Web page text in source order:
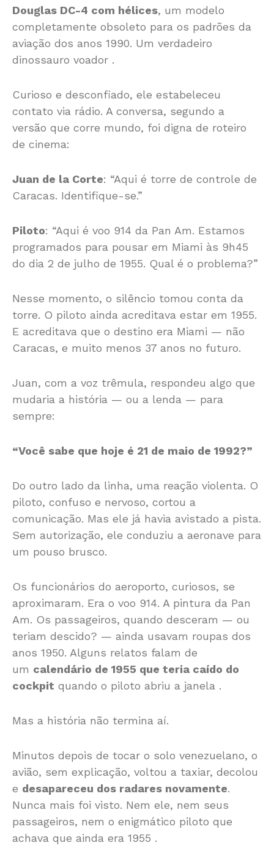
Douglas DC-4 com hélices, um modelo
completamente obsoleto para os padrões da
aviação dos anos 1990. Um verdadeiro
dinossauro voador .
Curioso e desconfiado, ele estabeleceu
contato via rádio. A conversa, segundo a
versão que corre mundo, foi digna de roteiro
de cinema:
Juan de la Corte: “Aqui é torre de controle de
Caracas. Identifique-se.”
Piloto: “Aqui é voo 914 da Pan Am. Estamos
programados para pousar em Miami às 9h45
do dia 2 de julho de 1955. Qual é o problema?”
Nesse momento, o silêncio tomou conta da
torre. O piloto ainda acreditava estar em 1955.
E acreditava que o destino era Miami — não
Caracas, e muito menos 37 anos no futuro.
Juan, com a voz trêmula, respondeu algo que
mudaria a história — ou a lenda — para
sempre:
“Você sabe que hoje é 21 de maio de 1992?”
Do outro lado da linha, uma reação violenta. O
piloto, confuso e nervoso, cortou a
comunicação. Mas ele já havia avistado a pista.
Sem autorização, ele conduziu a aeronave para
um pouso brusco.
Os funcionários do aeroporto, curiosos, se
aproximaram. Era o voo 914. A pintura da Pan
Am. Os passageiros, quando desceram — ou
teriam descido? — ainda usavam roupas dos
anos 1950. Alguns relatos falam de
um calendário de 1955 que teria caído do
cockpit quando o piloto abriu a janela .
Mas a história não termina aí.
Minutos depois de tocar o solo venezuelano, o
avião, sem explicação, voltou a taxiar, decolou
e desapareceu dos radares novamente.
Nunca mais foi visto. Nem ele, nem seus
passageiros, nem o enigmático piloto que
achava que ainda era 1955 .